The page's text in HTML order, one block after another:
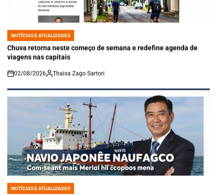
POSTED
IN
NOTÍCIAS E ATUALIZADES
Chuva retorna neste começo de semana e redefine agenda de
viagens nas capitais
on
02/08/2026 Thaisa Zago Sartori
POSTED
NOTÍCIAS E ATUALIZADES